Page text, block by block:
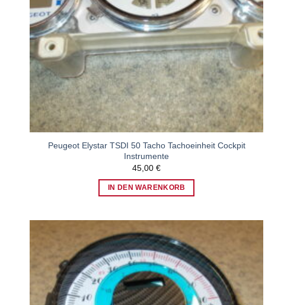
Peugeot Elystar TSDI 50 Tacho Tachoeinheit Cockpit
Instrumente
45,00€
IN DEN WARENKORB
Wunschzettel
hinzufügen